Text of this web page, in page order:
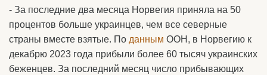
- За последние два месяца Норвегия приняла на 50
процентов больше украинцев, чем все северные
страны вместе взятые. По данным ООН, в Норвегию к
декабрю 2023 года прибыли более 60 тысяч украинских
беженцев. За последний месяц число прибывающих